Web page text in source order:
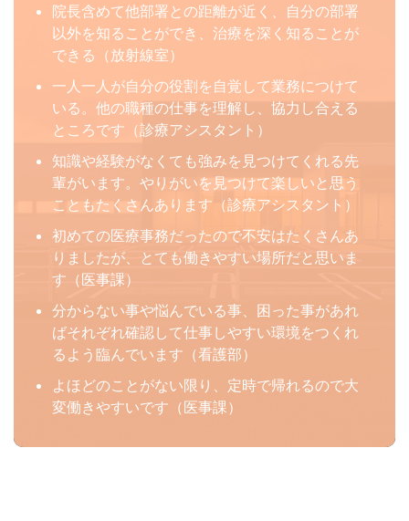
院長含めて他部署との距離が近く、自分の部署
以外を知ることができ、治療を深く知ることが
できる（放射線室）
一人一人が自分の役割を自覚して業務につけて
いる。他の職種の仕事を理解し、協力し合える
ところです（診療アシスタント）
知識や経験がなくても強みを見つけてくれる先
輩がいます。やりがいを見つけて楽しいと思う
こともたくさんあります（診療アシスタント）
初めての医療事務だったので不安はたくさんあ
りましたが、とても働きやすい場所だと思いま
す（医事課）
分からない事や悩んでいる事、困った事があれ
ばそれぞれ確認して仕事しやすい環境をつくれ
るよう臨んでいます（看護部）
よほどのことがない限り、定時で帰れるので大
変働きやすいです（医事課）